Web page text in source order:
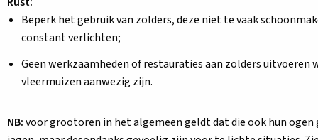
Beperk het gebruik van zolders, deze niet te vaak
constant verlichten;
Geen werkzaamheden of restauraties aan zolders uitvoeren
vleermuizen aanwezig zijn.
NB:voor grootoren in het algemeen geldt dat die ook hun ogen